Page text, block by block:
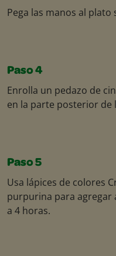
Pega las manos al
Paso 4
Enrolla un pedazo de
en la parte posterior de
Paso 5
Usa lápices de colores
purpurina para agregar
a 4 horas.